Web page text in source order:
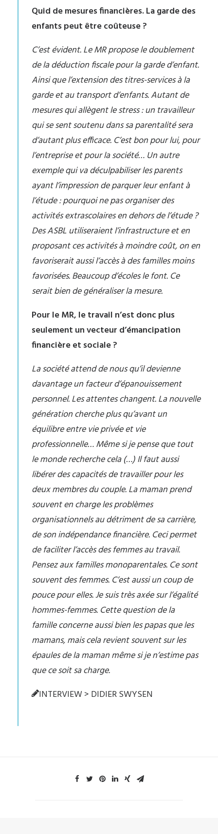
Quid de mesures financières. La garde des
enfants peut être coûteuse ?
C’est évident. Le MR propose le doublement
de la déduction fiscale pour la garde d’enfant.
Ainsi que l’extension des titres-services à la
garde et au transport d’enfants. Autant de
mesures qui allègent le stress : un travailleur
qui se sent soutenu dans sa parentalité sera
d’autant plus efficace. C’est bon pour lui, pour
l’entreprise et pour la société… Un autre
exemple qui va déculpabiliser les parents
ayant l’impression de parquer leur enfant à
l’étude : pourquoi ne pas organiser des
activités extrascolaires en dehors de l’étude ?
Des ASBL utiliseraient l’infrastructure et en
proposant ces activités à moindre coût, on en
favoriserait aussi l’accès à des familles moins
favorisées. Beaucoup d’écoles le font. Ce
serait bien de généraliser la mesure.
Pour le MR, le travail n’est donc plus
seulement un vecteur d’émancipation
financière et sociale ?
La société attend de nous qu’il devienne
davantage un facteur d’épanouissement
personnel. Les attentes changent. La nouvelle
génération cherche plus qu’avant un
équilibre entre vie privée et vie
professionnelle… Même si je pense que tout
le monde recherche cela (…) Il faut aussi
libérer des capacités de travailler pour les
deux membres du couple. La maman prend
souvent en charge les problèmes
organisationnels au détriment de sa carrière,
de son indépendance financière. Ceci permet
de faciliter l’accès des femmes au travail.
Pensez aux familles monoparentales. Ce sont
souvent des femmes. C’est aussi un coup de
pouce pour elles. Je suis très axée sur l’égalité
hommes-femmes. Cette question de la
famille concerne aussi bien les papas que les
mamans, mais cela revient souvent sur les
épaules de la maman même si je n’estime pas
que ce soit sa charge.
INTERVIEW > DIDIER SWYSEN